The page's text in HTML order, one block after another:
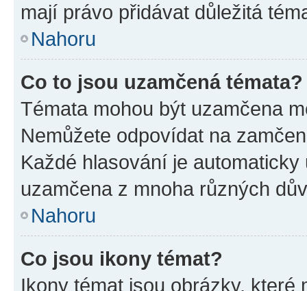
mají právo přidávat důležitá
Nahoru
Co to jsou uzamčená témata?
Témata mohou být uzamčena
Nemůžete odpovídat na
Každé hlasování je
uzamčena z mnoha různých
Nahoru
Co jsou ikony témat?
Ikony témat jsou obrázky,